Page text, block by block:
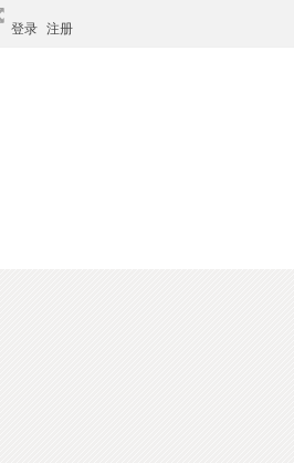
登录 注册